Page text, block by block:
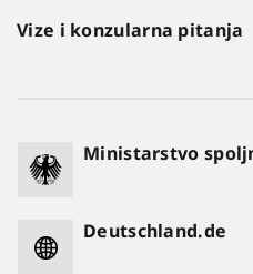
Vize i konzularna pitanja
Ministarstvo
Deutschland.de